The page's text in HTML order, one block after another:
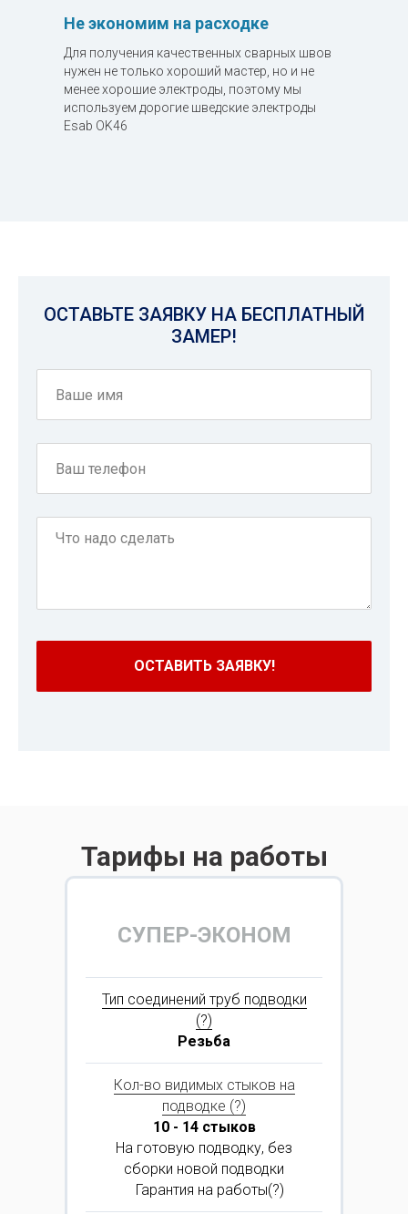
Не экономим на расходке
Для получения качественных сварных швов
нужен не только хороший мастер, но и не
менее хорошие электроды, поэтому мы
используем дорогие шведские электроды
Esab OK46
ОСТАВЬТЕ ЗАЯВКУ НА БЕСПЛАТНЫЙ
ЗАМЕР!
ОСТАВИТЬ ЗАЯВКУ!
Тарифы на работы
СУПЕР-ЭКОНОМ
Тип соединений труб подводки
(?)
Резьба
Кол-во видимых стыков на
подводке (?)
10 - 14 стыков
На готовую подводку, без
сборки новой подводки
⠀Гарантия на работы(?)